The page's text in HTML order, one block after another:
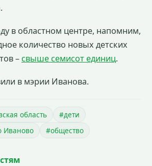
в областном центре, напомним,
количество новых детских
– свыше семисот единиц.
в мэрии Иванова.
область
#дети
Иваново
#общество